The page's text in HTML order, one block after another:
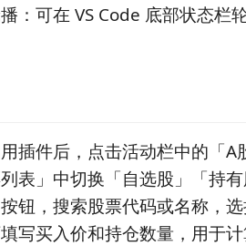
：可在 VS Code 底部状态栏
插件后，点击活动栏中的「A
表」中切换「自选股」「持
钮，搜索股票代码或名称，
写买入价和持仓数量，用于